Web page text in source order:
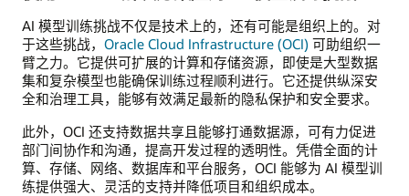
AI 模型训练挑战不仅是技术上的，还有可能是组织上的。对
于这些挑战， Oracle Cloud Infrastructure (OCI) 可助组织一
臂之力。它提供可扩展的计算和存储资源，即使是大型数据
集和复杂模型也能确保训练过程顺利进行。它还提供纵深安
全和治理工具，能够有效满足最新的隐私保护和安全要求。
此外，OCI 还支持数据共享且能够打通数据源，可有力促进
部门间协作和沟通，提高开发过程的透明性。凭借全面的计
算、存储、网络、数据库和平台服务，OCI 能够为 AI 模型训
练提供强大、灵活的支持并降低项目和组织成本。